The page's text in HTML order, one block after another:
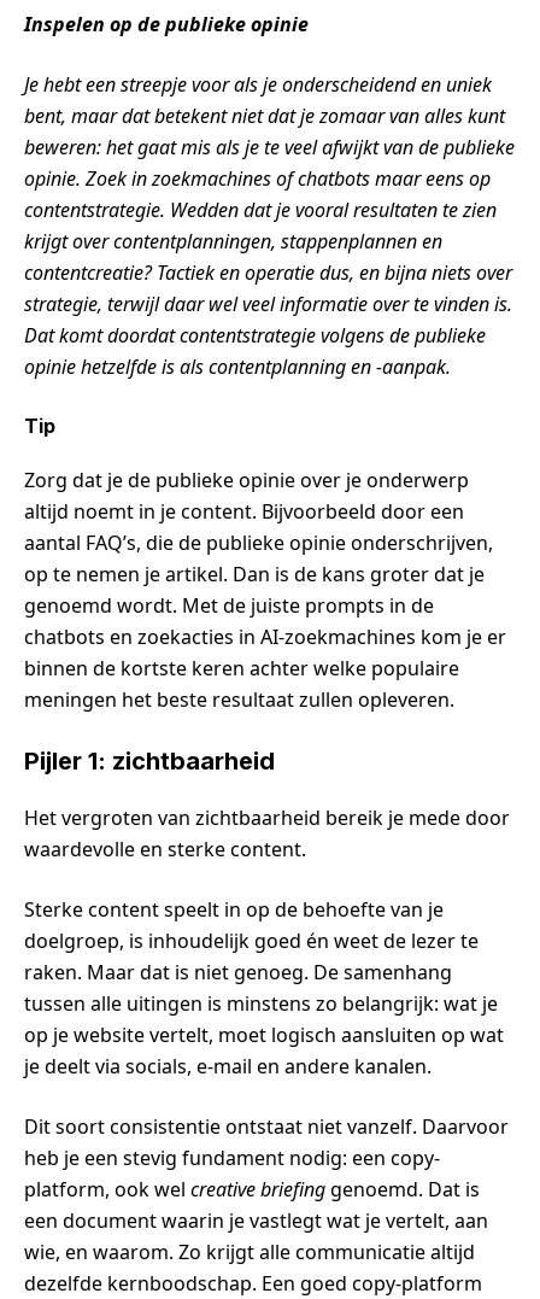
Inspelen op de publieke opinie
Je hebt een streepje voor als je onderscheidend en uniek
bent, maar dat betekent niet dat je zomaar van alles kunt
beweren: het gaat mis als je te veel afwijkt van de publieke
opinie. Zoek in zoekmachines of chatbots maar eens op
contentstrategie. Wedden dat je vooral resultaten te zien
krijgt over contentplanningen, stappenplannen en
contentcreatie? Tactiek en operatie dus, en bijna niets over
strategie, terwijl daar wel veel informatie over te vinden is.
Dat komt doordat contentstrategie volgens de publieke
opinie hetzelfde is als contentplanning en -aanpak.
Tip
Zorg dat je de publieke opinie over je onderwerp
altijd noemt in je content. Bijvoorbeeld door een
aantal FAQ’s, die de publieke opinie onderschrijven,
op te nemen je artikel. Dan is de kans groter dat je
genoemd wordt. Met de juiste prompts in de
chatbots en zoekacties in AI-zoekmachines kom je er
binnen de kortste keren achter welke populaire
meningen het beste resultaat zullen opleveren.
Pijler 1: zichtbaarheid
Het vergroten van zichtbaarheid bereik je mede door
waardevolle en sterke content.
Sterke content speelt in op de behoefte van je
doelgroep, is inhoudelijk goed én weet de lezer te
raken. Maar dat is niet genoeg. De samenhang
tussen alle uitingen is minstens zo belangrijk: wat je
op je website vertelt, moet logisch aansluiten op wat
je deelt via socials, e-mail en andere kanalen.
Dit soort consistentie ontstaat niet vanzelf. Daarvoor
heb je een stevig fundament nodig: een copy-
platform, ook wel creative briefinggenoemd. Dat is
een document waarin je vastlegt wat je vertelt, aan
wie, en waarom. Zo krijgt alle communicatie altijd
dezelfde kernboodschap. Een goed copy-platform